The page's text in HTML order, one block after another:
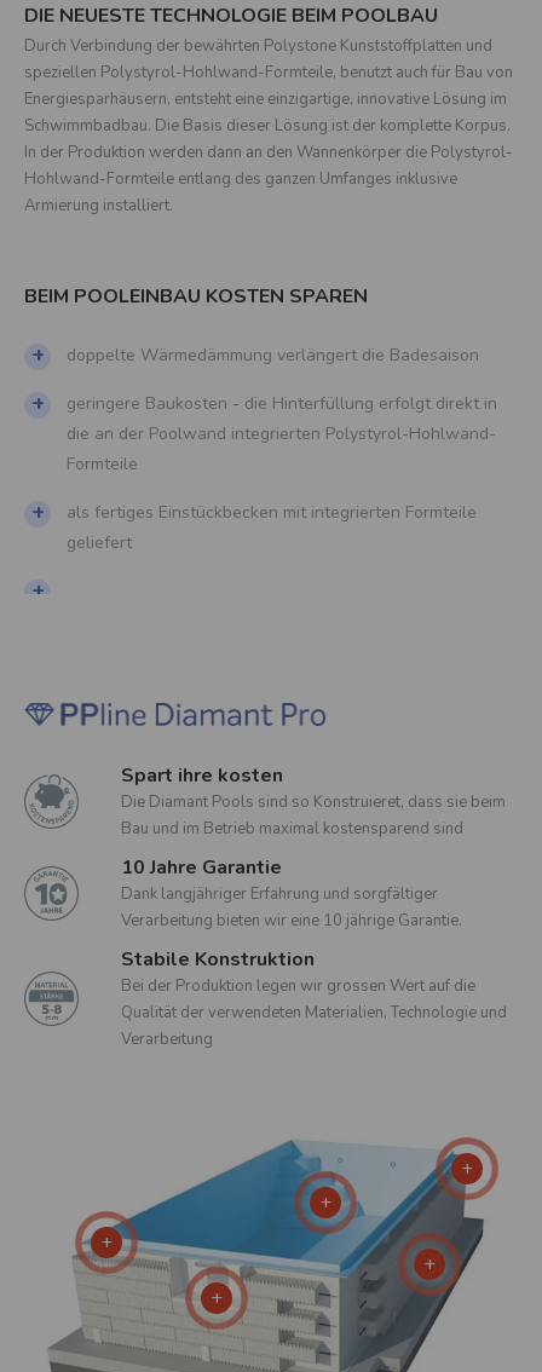
DIE NEUESTE TECHNOLOGIE BEIM POOLBAU
Durch Verbindung der bewährten Polystone Kunststoffplatten und
speziellen Polystyrol-Hohlwand-Formteile, benutzt auch für Bau von
Energiesparhäusern, entsteht eine einzigartige, innovative Lösung im
Schwimmbadbau. Die Basis dieser Lösung ist der komplette Korpus.
In der Produktion werden dann an den Wannenkörper die Polystyrol-
Hohlwand-Formteile entlang des ganzen Umfanges inklusive
Armierung installiert.
BEIM POOLEINBAU KOSTEN SPAREN
+ doppelte Wärmedämmung verlängert die Badesaison
+
geringere Baukosten - die Hinterfüllung erfolgt direkt in
die an der Poolwand integrierten Polystyrol-Hohlwand-
Formteile
+
als fertiges Einstückbecken mit integrierten Formteile
geliefert
+
Spart ihre kosten
die Diamant Pools sind so Konstruieret, dass sie beim
Bau und im Betrieb maximal kostensparend sind
10 Jahre Garantie
Dank langjähriger Erfahrung und sorgfältiger
Verarbeitung bieten wir eine 10 jährige Garantie.
Stabile Konstruktion
bei der Produktion legen wir grossen Wert auf die
Qualität der verwendeten Materialien, Technologie und
Verarbeitung